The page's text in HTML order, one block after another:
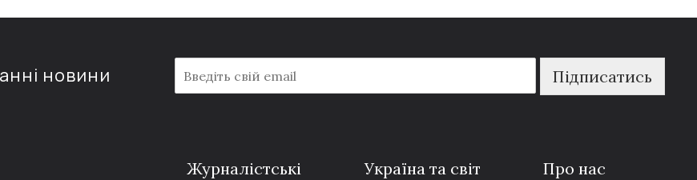
новини
m
a
Підписатись
Журналістські
Україна та світ
Про нас